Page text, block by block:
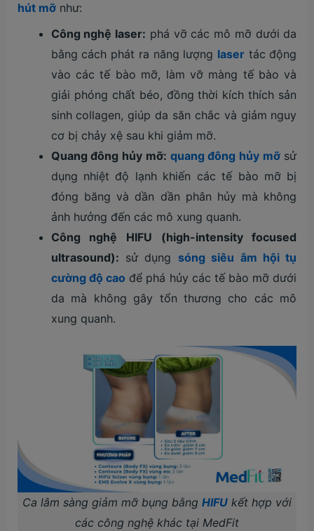
hút mỡnhư:
Công nghệ laser: phá vỡ các mô mỡ dưới da
bằng cách phát ra năng lượng lasertác động
vào các tế bào mỡ, làm vỡ màng tế bào và
giải phóng chất béo, đồng thời kích thích sản
sinh collagen, giúp da săn chắc và giảm nguy
cơ bị chảy xệ sau khi giảm mỡ.
Quang đông hủy mỡ: quang đông hủy mỡsử
dụng nhiệt độ lạnh khiến các tế bào mỡ bị
đóng băng và dần dần phân hủy mà không
ảnh hưởng đến các mô xung quanh.
Công nghệ HIFU (high-intensity focused
ultrasound): sử dụng sóng siêu âm hội tụ
cường độ cao để phá hủy các tế bào mỡ dưới
da mà không gây tổn thương cho các mô
xung quanh.
Ca lâm sàng giảm mỡ bụng bằng HIFU kết hợp với
các công nghệ khác tại MedFit